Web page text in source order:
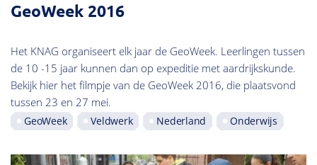
GeoWeek 2016
Het KNAG organiseert elk jaar de GeoWeek. Leerlingen tussen
de 10 -15 jaar kunnen dan op expeditie met aardrijkskunde.
Bekijk hier het filmpje van de GeoWeek 2016, die plaatsvond
tussen 23 en 27 mei.
GeoWeek Veldwerk Nederland Onderwijs